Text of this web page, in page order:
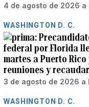
4 de agosto de 2026 a
WASHINGTON D. C.
federal por Florida
martes a Puerto Rico
reuniones y
3 de agosto de 2026 a
WASHINGTON D. C.